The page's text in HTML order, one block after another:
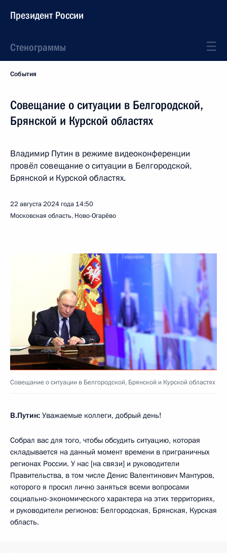
Президент России
Стенограммы
События
Совещание о ситуации в Белгородской,
Брянской и Курской областях
Владимир Путин в режиме видеоконференции
провёл совещание о ситуации в Белгородской,
Брянской и Курской областях.
22 августа 2024 года 14:50
Московская область, Ново-Огарёво
Совещание о ситуации в Белгородской, Брянской и Курской областях
В.Путин: Уважаемые коллеги, добрый день!
Собрал вас для того, чтобы обсудить ситуацию, которая
складывается на данный момент времени в приграничных
регионах России. У нас [на связи] и руководители
Правительства, в том числе Денис Валентинович Мантуров,
которого я просил лично заняться всеми вопросами
социально-экономического характера на этих территориях,
и руководители регионов: Белгородская, Брянская, Курская
область.